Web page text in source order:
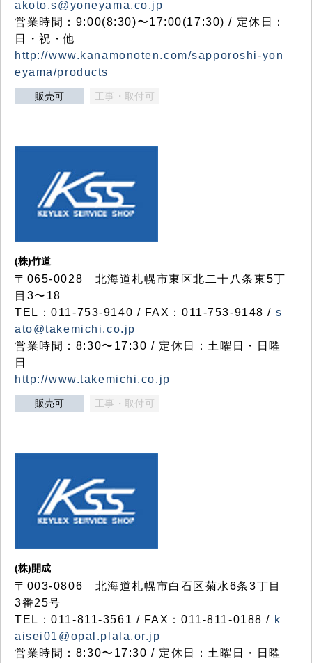
akoto.s@yoneyama.co.jp
営業時間：9:00(8:30)〜17:00(17:30) / 定休日：
日・祝・他
http://www.kanamonoten.com/sapporoshi-yon
eyama/products
販売可 工事・取付可
(株)竹道
〒065-0028 北海道札幌市東区北二十八条東5丁
目3〜18
TEL：011-753-9140 / FAX：011-753-9148 / s
ato@takemichi.co.jp
営業時間：8:30〜17:30 / 定休日：土曜日・日曜
日
http://www.takemichi.co.jp
販売可 工事・取付可
(株)開成
〒003-0806 北海道札幌市白石区菊水6条3丁目
3番25号
TEL：011-811-3561 / FAX：011-811-0188 / k
aisei01@opal.plala.or.jp
営業時間：8:30〜17:30 / 定休日：土曜日・日曜